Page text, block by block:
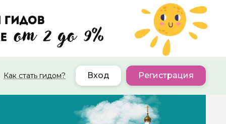
Как стать гидом? Вход Регистрация